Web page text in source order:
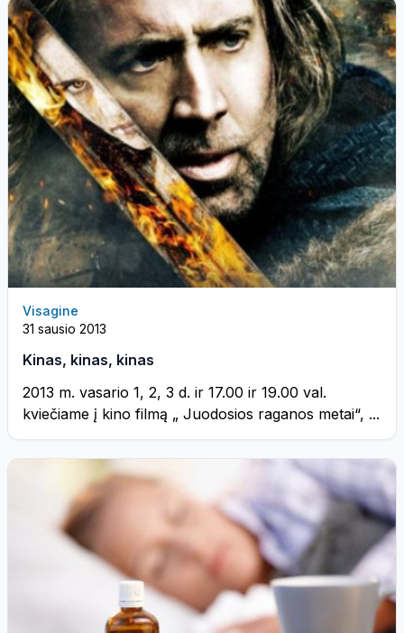
Visagine
31 sausio 2013
Kinas, kinas, kinas
2013 m. vasario 1, 2, 3 d. ir 17.00 ir 19.00 val.
kviečiame į kino filmą „ Juodosios raganos metai“, ...